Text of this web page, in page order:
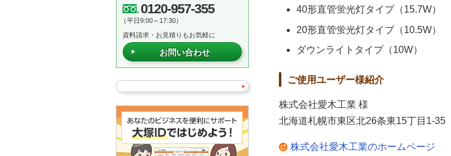
40形直管蛍光灯タイプ（15.7W）
20形直管蛍光灯タイプ（10.5W）
ダウンライトタイプ（10W）
ご使用ユーザー様紹介
株式会社愛木工業 様
北海道札幌市東区北26条東15丁目1-35
株式会社愛木工業のホームページ
0120-957-355
（平日9:00～17:30）
資料請求・お見積りもお気軽に
お問い合わせ